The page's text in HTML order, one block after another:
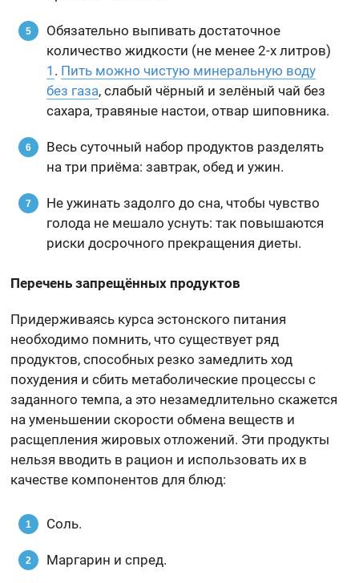
Обязательно выпивать достаточное
количество жидкости (не менее 2-х литров)
1 . Пить можно чистую минеральную воду
без газа, слабый чёрный и зелёный чай без
сахара, травяные настои, отвар шиповника.
Весь суточный набор продуктов разделять
на три приёма: завтрак, обед и ужин.
Не ужинать задолго до сна, чтобы чувство
голода не мешало уснуть: так повышаются
риски досрочного прекращения диеты.
Перечень запрещённых продуктов
Придерживаясь курса эстонского питания
необходимо помнить, что существует ряд
продуктов, способных резко замедлить ход
похудения и сбить метаболические процессы с
заданного темпа, а это незамедлительно скажется
на уменьшении скорости обмена веществ и
расщепления жировых отложений. Эти продукты
нельзя вводить в рацион и использовать их в
качестве компонентов для блюд:
Соль.
Маргарин и спред.